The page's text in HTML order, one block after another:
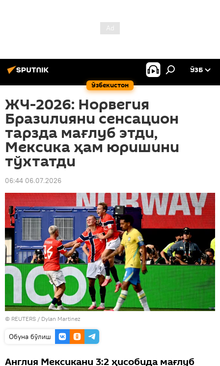
Ўзбекистон
ЎЗБ
ЖЧ-2026: Норвегия
Бразилияни сенсацион
тарзда мағлуб этди,
Мексика ҳам юришини
тўхтатди
06:44 06.07.2026
© REUTERS / Dylan Martinez
Oбуна бўлиш
Англия Мексикани 3:2 ҳисобида мағлуб